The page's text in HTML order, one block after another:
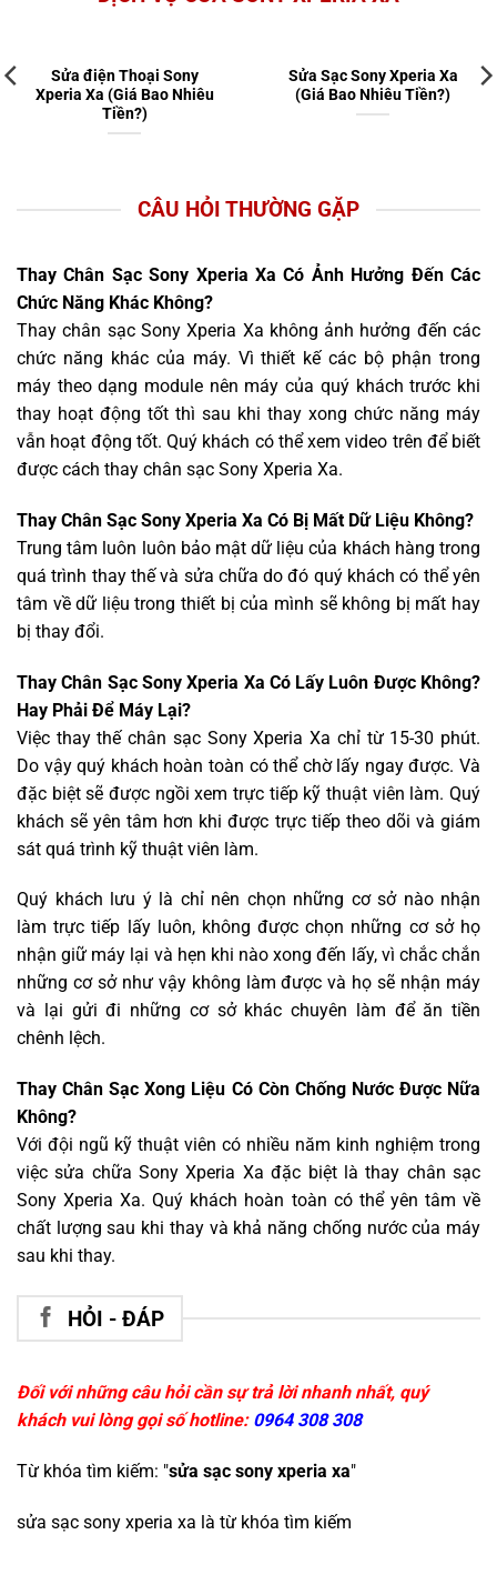
Sửa điện Thoại Sony
Xperia Xa (Giá Bao Nhiêu
Tiền?)
Sửa Sạc Sony Xperia Xa
(Giá Bao Nhiêu Tiền?)
CÂU HỎI THƯỜNG GẶP
Thay Chân Sạc Sony Xperia Xa Có Ảnh Hưởng Đến Các
Chức Năng Khác Không?
Thay chân sạc Sony Xperia Xa không ảnh hưởng đến các
chức năng khác của máy. Vì thiết kế các bộ phận trong
máy theo dạng module nên máy của quý khách trước khi
thay hoạt động tốt thì sau khi thay xong chức năng máy
vẫn hoạt động tốt. Quý khách có thể xem video trên để biết
được cách thay chân sạc Sony Xperia Xa.
Thay Chân Sạc Sony Xperia Xa Có Bị Mất Dữ Liệu Không?
Trung tâm luôn luôn bảo mật dữ liệu của khách hàng trong
quá trình thay thế và sửa chữa do đó quý khách có thể yên
tâm về dữ liệu trong thiết bị của mình sẽ không bị mất hay
bị thay đổi.
Thay Chân Sạc Sony Xperia Xa Có Lấy Luôn Được Không?
Hay Phải Để Máy Lại?
Việc thay thế chân sạc Sony Xperia Xa chỉ từ 15-30 phút.
Do vậy quý khách hoàn toàn có thể chờ lấy ngay được. Và
đặc biệt sẽ được ngồi xem trực tiếp kỹ thuật viên làm. Quý
khách sẽ yên tâm hơn khi được trực tiếp theo dõi và giám
sát quá trình kỹ thuật viên làm.
Quý khách lưu ý là chỉ nên chọn những cơ sở nào nhận
làm trực tiếp lấy luôn, không được chọn những cơ sở họ
nhận giữ máy lại và hẹn khi nào xong đến lấy, vì chắc chắn
những cơ sở như vậy không làm được và họ sẽ nhận máy
và lại gửi đi những cơ sở khác chuyên làm để ăn tiền
chênh lệch.
Thay Chân Sạc Xong Liệu Có Còn Chống Nước Được Nữa
Không?
Với đội ngũ kỹ thuật viên có nhiều năm kinh nghiệm trong
việc sửa chữa Sony Xperia Xa đặc biệt là thay chân sạc
Sony Xperia Xa. Quý khách hoàn toàn có thể yên tâm về
chất lượng sau khi thay và khả năng chống nước của máy
sau khi thay.
HỎI - ĐÁP
Đối với những câu hỏi cần sự trả lời nhanh nhất, quý
khách vui lòng gọi số hotline: 0964 308 308
Từ khóa tìm kiếm: "sửa sạc sony xperia xa"
sửa sạc sony xperia xa là từ khóa tìm kiếm